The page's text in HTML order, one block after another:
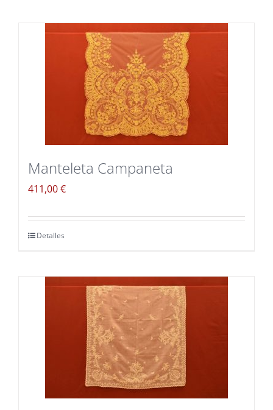
Manteleta Campaneta
411,00€
Detalles